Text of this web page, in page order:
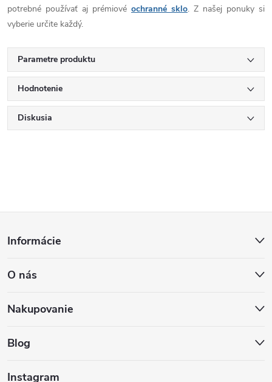
potrebné používať aj prémiové ochranné sklo. Z našej ponuky si
vyberie určite každý.
Parametre produktu
Hodnotenie
Diskusia
p
ä
Informácie
O nás
Nakupovanie
Blog
Instagram